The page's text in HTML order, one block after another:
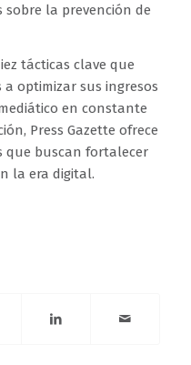
sobre la prevención de
tácticas clave que
optimizar sus ingresos
en constante
Press Gazette ofrece
que buscan fortalecer
la era digital.